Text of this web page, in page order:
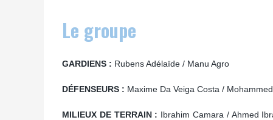
Le groupe
GARDIENS : Rubens Adélaïde / Manu Agro
DÉFENSEURS : Maxime Da Veiga Costa /
MILIEUX DE TERRAIN : Ibrahim Camara / Ahmed